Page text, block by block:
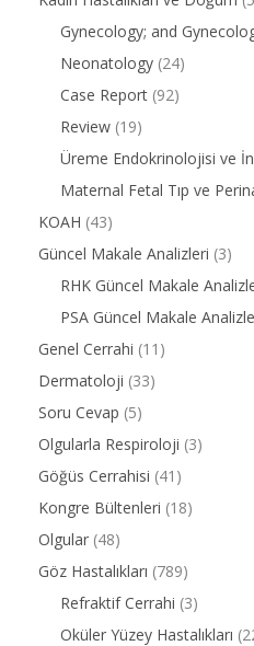
Gynecology; and
Neonatology (24)
Case Report (92)
Review (19)
Üreme Endokrinolojisi ve
Maternal Fetal Tıp ve
KOAH (43)
Güncel Makale Analizleri (3)
RHK Güncel Makale
PSA Güncel Makale
Genel Cerrahi (11)
Dermatoloji (33)
Soru Cevap (5)
Olgularla Respiroloji (3)
Göğüs Cerrahisi (41)
Kongre Bültenleri (18)
Olgular (48)
Göz Hastalıkları (789)
Refraktif Cerrahi (3)
Oküler Yüzey Hastalıkları